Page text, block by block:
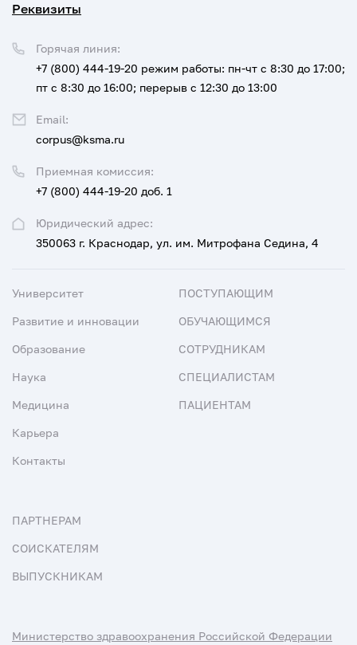
Реквизиты
Юридический адрес:
350063 г. Краснодар, ул. им. Митрофана Седина, 4
Приемная комиссия:
+7 (800) 444-19-20 доб. 1
Горячая линия:
+7 (800) 444-19-20 режим работы: пн-чт с 8:30 до 17:00;
пт с 8:30 до 16:00; перерыв с 12:30 до 13:00
Email:
corpus@ksma.ru
Университет
Развитие и инновации
Образование
Наука
Медицина
Карьера
Контакты
ПОСТУПАЮЩИМ
ОБУЧАЮЩИМСЯ
СОТРУДНИКАМ
СПЕЦИАЛИСТАМ
ПАЦИЕНТАМ
ПАРТНЕРАМ
СОИСКАТЕЛЯМ
ВЫПУСКНИКАМ
Министерство здравоохранения Российской Федерации